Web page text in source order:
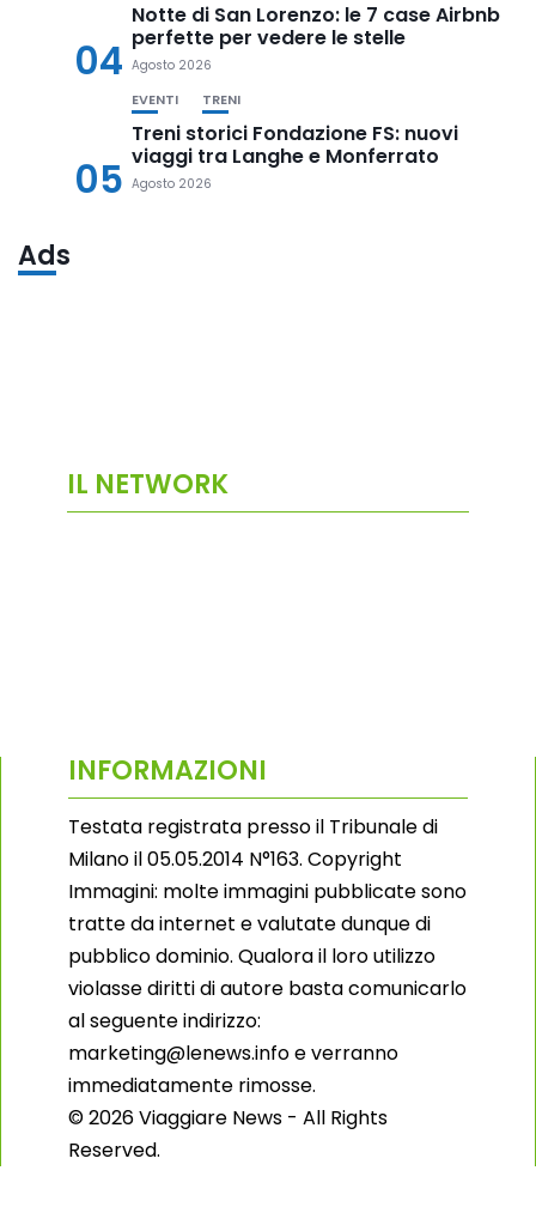
04
Notte di San Lorenzo: le 7 case Airbnb
perfette per vedere le stelle
Agosto 2026
05
EVENTI TRENI
Treni storici Fondazione FS: nuovi
viaggi tra Langhe e Monferrato
Agosto 2026
Ads
IL NETWORK
INFORMAZIONI
Testata registrata presso il Tribunale di
Milano il 05.05.2014 N°163. Copyright
Immagini: molte immagini pubblicate sono
tratte da internet e valutate dunque di
pubblico dominio. Qualora il loro utilizzo
violasse diritti di autore basta comunicarlo
al seguente indirizzo:
marketing@lenews.info e verranno
immediatamente rimosse.
© 2026 Viaggiare News - All Rights
Reserved.